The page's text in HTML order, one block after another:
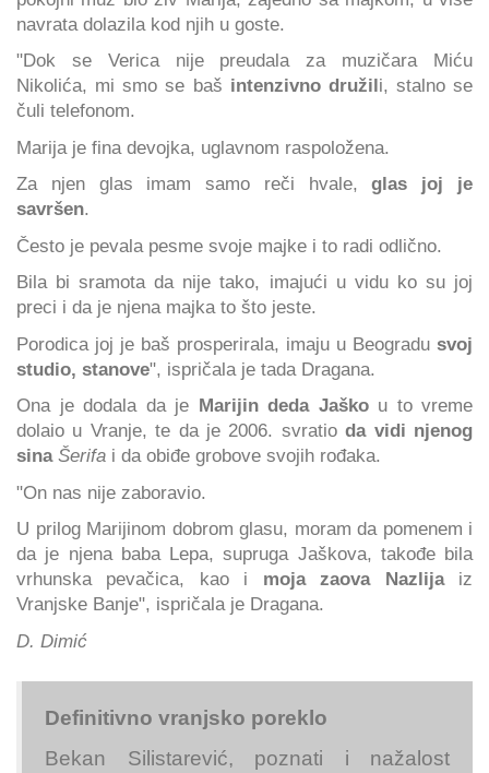
navrata dolazila kod njih u goste.
"Dok se Verica nije preudala za muzičara Miću
Nikolića, mi smo se baš intenzivno družili, stalno se
čuli telefonom.
Marija je fina devojka, uglavnom raspoložena.
Za njen glas imam samo reči hvale, glas joj je
savršen.
Često je pevala pesme svoje majke i to radi odlično.
Bila bi sramota da nije tako, imajući u vidu ko su joj
preci i da je njena majka to što jeste.
Porodica joj je baš prosperirala, imaju u Beogradu svoj
studio, stanove", ispričala je tada Dragana.
Ona je dodala da je Marijin deda Jaškou to vreme
dolaio u Vranje, te da je 2006. svratioda vidi njenog
sina Šerifa i da obiđe grobove svojih rođaka.
"On nas nije zaboravio.
U prilog Marijinom dobrom glasu, moram da pomenem i
da je njena baba Lepa, supruga Jaškova, takođe bila
vrhunska pevačica, kao i moja zaova Nazlijaiz
Vranjske Banje", ispričala je Dragana.
D. Dimić
Definitivno vranjsko poreklo
Bekan Silistarević, poznati i nažalost